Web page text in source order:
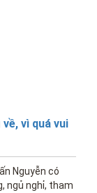
vì quá vui
Nguyễn có
ngủ nghỉ, tham